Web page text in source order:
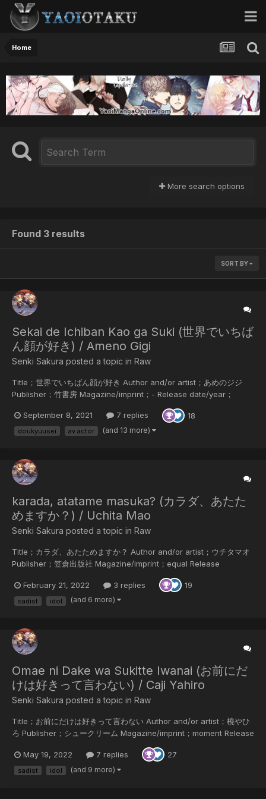
Home
More search options
Found 3 results
SORT BY
Sekai de Ichiban Kao ga Suki (世界でいちば
ん顔が好き) / Ameno Gigi
Senki Sakura posted a topic in Raw
Title；世界でいちばん顔が好き Author and/or artist；あめのジジ
Publisher；竹書房 Magazine/imprint；- Release date/year；
SenkiSakura Summary；AV男優の七瀬には、心酔している相手がい
る。その人物はとにかく顔が綺麗な男、俳優の間宮光。高校の同級生
September 8, 2021 7 replies 18
doukyuusei av actor (and 13 more)
karada, atatame masuka? (カラダ、あたた
めますか？) / Uchita Mao
Senki Sakura posted a topic in Raw
Title；カラダ、あたためますか？ Author and/or artist；ウチタマオ
Publisher；笠倉出版社 Magazine/imprint；equal Release
Scanner；SenkiSakura Summary；芸能界に挫折した進のバイト先
はTV局内のコンビニ。知り合いにバレたくないとマスクで顔を隠して
February 21, 2022 3 replies 19
sadist idol (and 6 more)
Omae ni Dake wa Sukitte Iwanai (お前にだ
けは好きって言わない) / Caji Yahiro
Senki Sakura posted a topic in Raw
Title；お前にだけは好きって言わない Author and/or artist；橈やひ
ろ Publisher；シュークリーム Magazine/imprint；moment Release
date/year；2020/11/06 Language of the scans；Japanese
Scanner；SenkiSakura Summary；梨本南実18歳。AV男優に憧れて
上京したけれど、デビューが決まったのはゲイビデオ！ しか
May 19, 2022 7 replies 27
sadist idol (and 9 more)